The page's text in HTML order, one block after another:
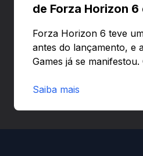
de Forza Horizon 6
Forza Horizon 6 teve
antes do lançamento, e
Games já se manifestou.
preload e avisa que
Saiba mais